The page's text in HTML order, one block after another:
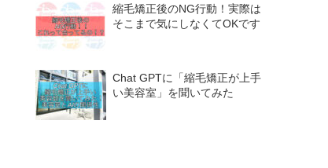
縮毛矯正後のNG行動！実際は
そこまで気にしなくてOKです
Chat GPTに「縮毛矯正が上手
い美容室」を聞いてみた